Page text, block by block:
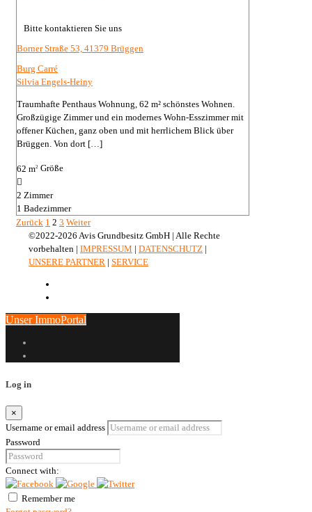
Bitte kontaktieren Sie uns
Borner Straße 53, 41379 Brüggen
Burg Carré
Silvia Engels-Heiny
Traumhafte Penthaus Wohnung, 62 m² schönstes Wohnen.
Großzügige Zimmer und ein modernes Wohn-Esszimmer mit
offener Küchen, ganz oben und mit herrlichem Blick über
Brüggen. Von dort […]
62 m2 Größe
2 Zimmer
1 Badezimmer
Zurück 1 2 3 Weiter
©2022-2026 Avis Grundbesitz GmbH | Alle Rechte
vorbehalten | IMPRESSUM | DATENSCHUTZ |
UNSERE PARTNER | SERVICE
Unser ImmoPortal
Log in
×
Username or email address
Password
Connect with:
Remember me